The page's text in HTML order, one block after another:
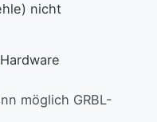
nicht
möglich GRBL-